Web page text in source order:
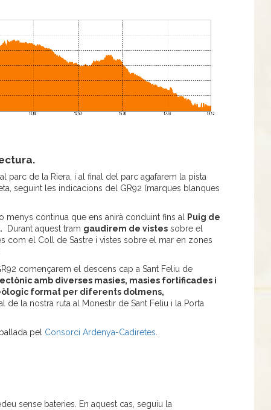
parc de la Riera, i al final del parc agafarem la pista
seguint les indicacions del GR92 (marques blanques
menys continua que ens anirà conduint fins al Puig de
Durant aquest tram gaudirem de vistessobre el
com el Coll de Sastre i vistes sobre el mar en zones
començarem el descens cap a Sant Feliu de
amb diverses masies, masies fortificades i
format per diferents dolmens,
de la nostra ruta al Monestir de Sant Feliu i la Porta
pel Consorci Ardenya-Cadiretes.
sense bateries. En aquest cas, seguiu la